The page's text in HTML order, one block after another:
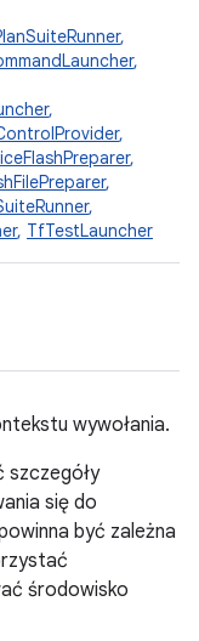
,
,
,
,
,
,
,
, TfTestLauncher
wywołania.
szczegóły
się do
być zależna
środowisko